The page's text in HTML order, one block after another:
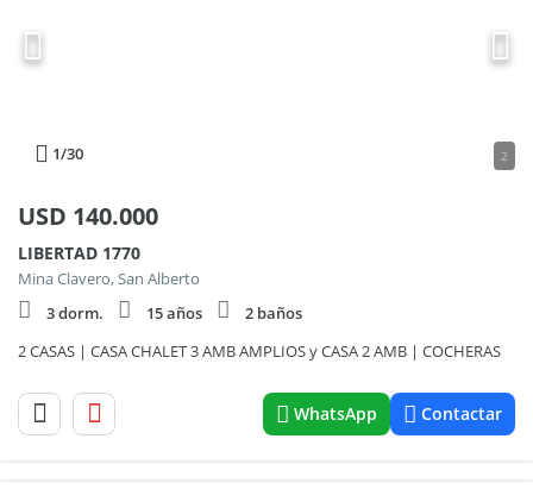
1/30 2
USD 140.000
LIBERTAD 1770
Mina Clavero, San Alberto
3 dorm.
15 años
2 baños
2 CASAS | CASA CHALET 3 AMB AMPLIOS y CASA 2 AMB | COCHERAS
WhatsApp Contactar